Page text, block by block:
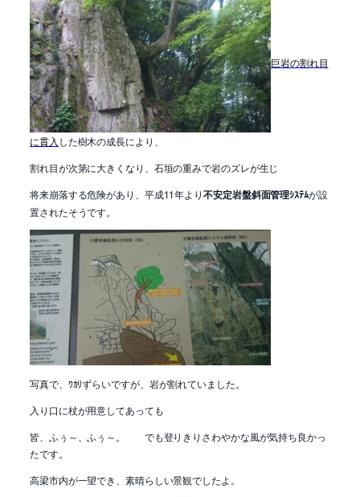
巨岩の割れ目
に貫入 した樹木の成長により、
割れ目が次第に大きくなり、石垣の重みで岩のズレが生じ
将来崩落する危険があり、平成11年より不安定岩盤斜面管理ｼｽﾃﾑが設
置されたそうです。
写真で、ﾜｶﾘずらいですが、岩が割れていました。
入り口に杖が用意してあっても
皆、ふぅ～、ふぅ～。 でも登りきりさわやかな風が気持ち良かっ
たです。
高梁市内が一望でき、素晴らしい景観でしたよ。